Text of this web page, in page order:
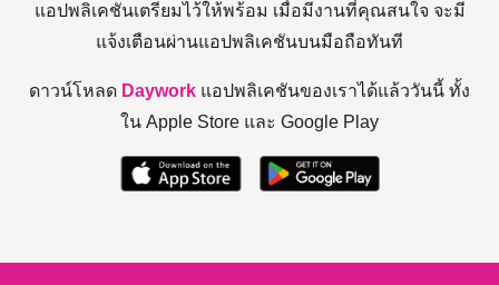
แอปพลิเคชันเตรียมไว้ให้พร้อม เมื่อมีงานที่คุณสนใจ จะมี
แจ้งเตือนผ่านแอปพลิเคชันบนมือถือทันที
ดาวน์โหลด Daywork แอปพลิเคชันของเราได้แล้ววันนี้ ทั้ง
ใน Apple Store และ Google Play